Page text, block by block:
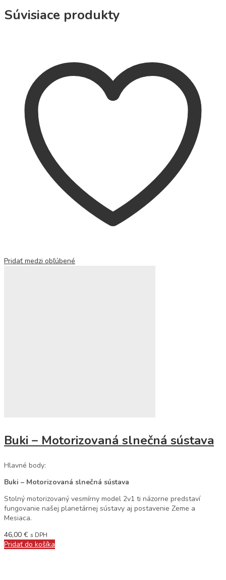
Súvisiace produkty
Pridať medzi obľúbené
Buki – Motorizovaná slnečná sústava
Hlavné body:
Buki – Motorizovaná slnečná sústava
Stolný motorizovaný vesmírny model 2v1 ti názorne predstaví
fungovanie našej planetárnej sústavy aj postavenie Zeme a
Mesiaca.
46,00 € s DPH
Pridať do košíka